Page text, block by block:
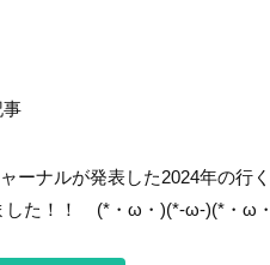
事
ーナルが発表した2024年の行
した！！ (*・ω・)(*-ω-)(*・ω